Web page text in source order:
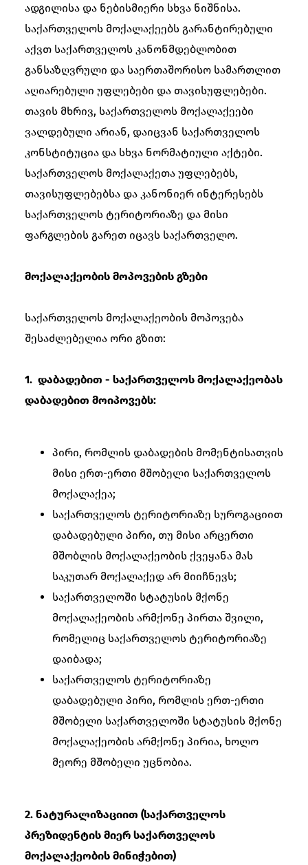
ადგილისა და ნებისმიერი სხვა ნიშნისა.
საქართველოს მოქალაქეებს გარანტირებული
აქვთ საქართველოს კანონმდებლობით
განსაზღვრული და საერთაშორისო სამართლით
აღიარებული უფლებები და თავისუფლებები.
თავის მხრივ, საქართველოს მოქალაქეები
ვალდებული არიან, დაიცვან საქართველოს
კონსტიტუცია და სხვა ნორმატიული აქტები.
საქართველოს მოქალაქეთა უფლებებს,
თავისუფლებებსა და კანონიერ ინტერესებს
საქართველოს ტერიტორიაზე და მისი
ფარგლების გარეთ იცავს საქართველო.
მოქალაქეობის მოპოვების გზები
საქართველოს მოქალაქეობის მოპოვება
შესაძლებელია ორი გზით:
1. დაბადებით - საქართველოს მოქალაქეობას
დაბადებით მოიპოვებს:
პირი, რომლის დაბადების მომენტისათვის
მისი ერთ-ერთი მშობელი საქართველოს
მოქალაქეა;
საქართველოს ტერიტორიაზე სუროგაციით
დაბადებული პირი, თუ მისი არცერთი
მშობლის მოქალაქეობის ქვეყანა მას
საკუთარ მოქალაქედ არ მიიჩნევს;
საქართველოში სტატუსის მქონე
მოქალაქეობის არმქონე პირთა შვილი,
რომელიც საქართველოს ტერიტორიაზე
დაიბადა;
საქართველოს ტერიტორიაზე
დაბადებული პირი, რომლის ერთ-ერთი
მშობელი საქართველოში სტატუსის მქონე
მოქალაქეობის არმქონე პირია, ხოლო
მეორე მშობელი უცნობია.
2. ნატურალიზაციით (საქართველოს
პრეზიდენტის მიერ საქართველოს
მოქალაქეობის მინიჭებით)